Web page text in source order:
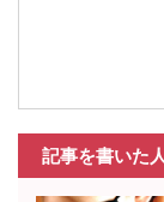
記事を書いた